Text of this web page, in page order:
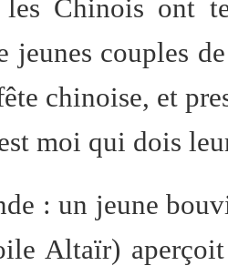
Chinois ont
jeunes couples
chinoise, et
moi qui dois
: un jeune
Altaïr)